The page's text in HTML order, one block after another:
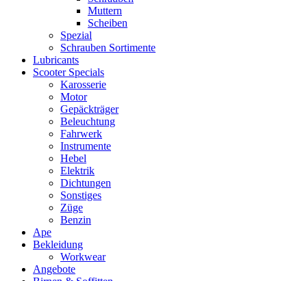
Muttern
Scheiben
Spezial
Schrauben Sortimente
Lubricants
Scooter Specials
Karosserie
Motor
Gepäckträger
Beleuchtung
Fahrwerk
Instrumente
Hebel
Elektrik
Dichtungen
Sonstiges
Züge
Benzin
Ape
Bekleidung
Workwear
Angebote